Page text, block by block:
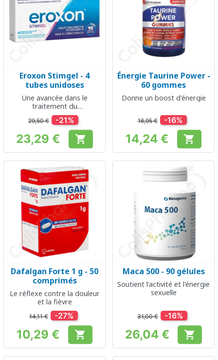
Eroxon Stimgel - 4
tubes unidoses
Une avancée dans le
traitement du
dysfonctionnement érectile
29,50 € -21%
Prix
23,29 € 
Énergie Taurine Power -
60 gommes
Donne un boost d'énergie
16,95 € -16%
Prix
14,24 € 
Dafalgan Forte 1 g - 50
comprimés
Le réflexe contre la douleur
et la fièvre
14,11 € -27%
Prix
10,29 € 
Maca 500 - 90 gélules
Soutient l'activité et l'énergie
sexuelle
31,00 € -16%
Prix
26,04 € 